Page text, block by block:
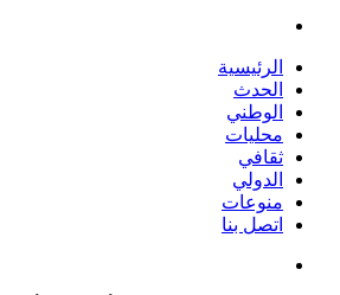
الرئيسية
الحدث
الوطني
محليات
ثقافي
الدولي
منوعات
اتصل بنا